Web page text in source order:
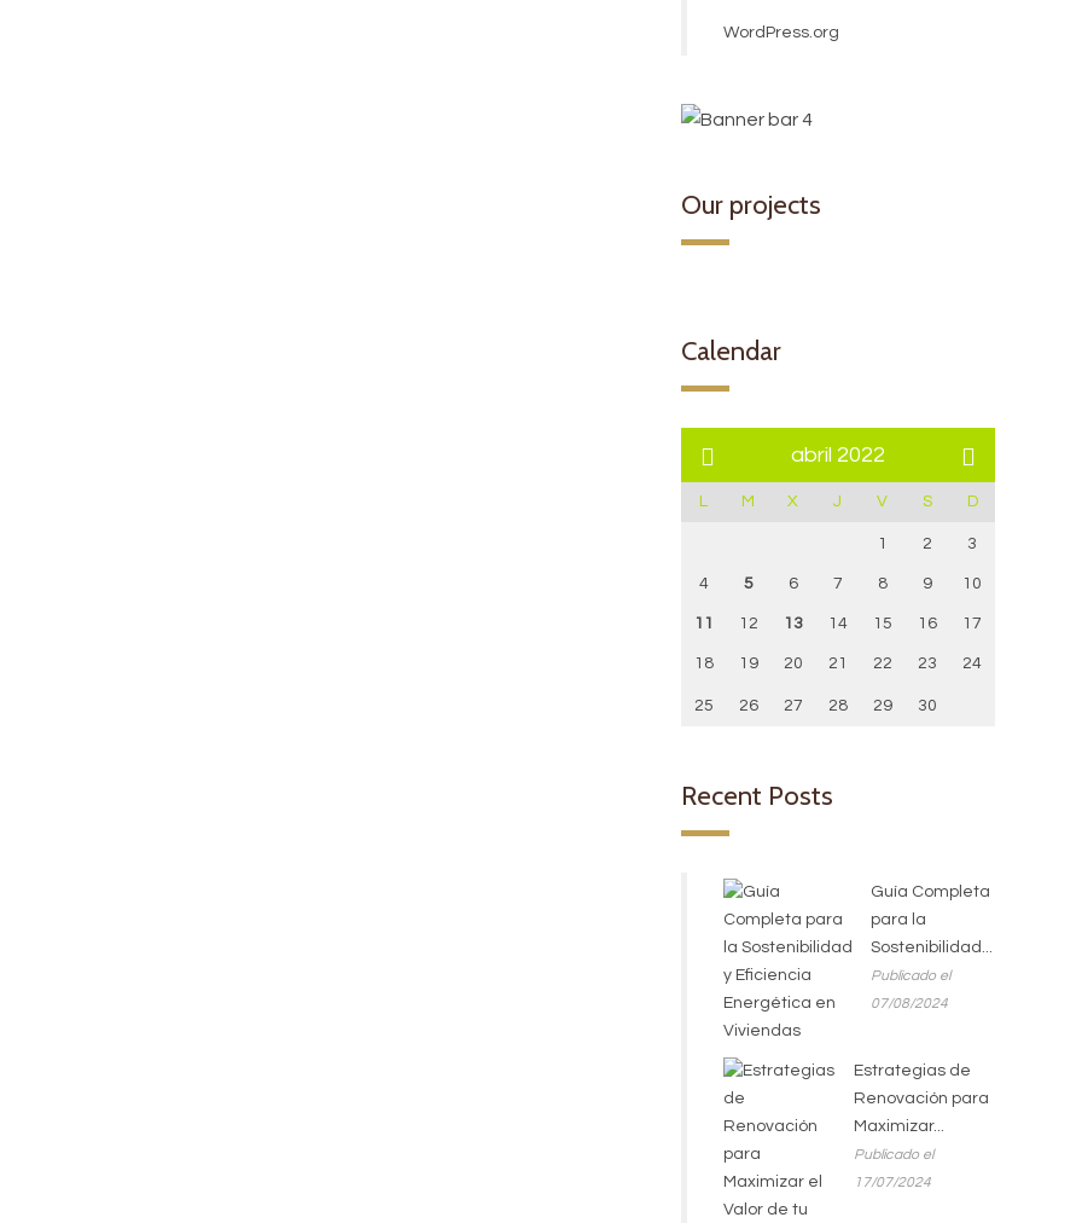
WordPress.org
Our projects
Calendar
abril 2022
L M X J V S D
1 2 3
4 5 6 7 8 9 10
11 12 13 14 15 16 17
18 19 20 21 22 23 24
25 26 27 28 29 30
Recent Posts
Guía Completa
para la
Sostenibilidad...
Publicado el
07/08/2024
Estrategias de
Renovación para
Maximizar...
Publicado el
17/07/2024